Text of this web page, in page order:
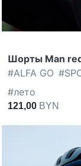
Шорты Man
#ALFA GO #
#лето
121,00 BYN